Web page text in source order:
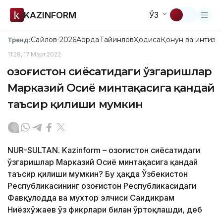
KAZINFORM ЎЗ
Тренд:Сайлов-2026АқордаТайинловҲодисаҚонун ва
11:28, 17 Март 2022
Қозоғистон сиёсатидаги ўзгаришлар
Марказий Осиё минтақасига қандай
таъсир қилиши мумкин
NUR-SULTAN. Kazinform – Қозоғистон сиёсатидаги
ўзгаришлар Марказий Осиё минтақасига қандай
таъсир қилиши мумкин? Бу ҳақда Ўзбекистон
Республикасининг Қозоғистон Республикасидаги
Фавқулодда ва мухтор элчиси Саидикрам
Ниёзхўжаев ўз фикрлари билан ўртоқлашди, деб